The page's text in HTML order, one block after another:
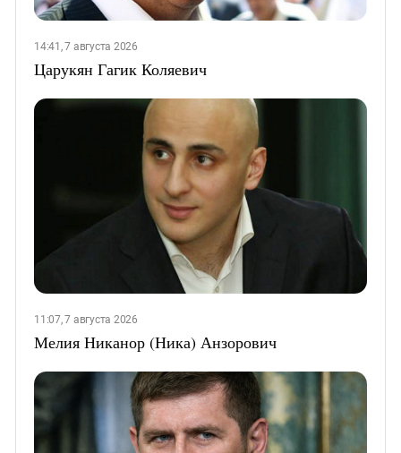
14:41, 7 августа 2026
Царукян Гагик Коляевич
11:07, 7 августа 2026
Мелия Никанор (Ника) Анзорович